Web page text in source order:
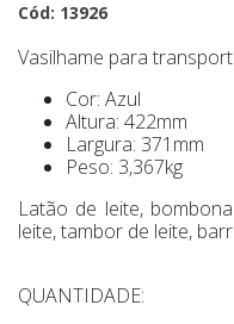
Cód: 13926
Vasilhame para
Cor: Azul
Altura: 422mm
Largura: 371mm
Peso: 3,367kg
Latão de leite,
leite, tambor de leite,
QUANTIDADE: